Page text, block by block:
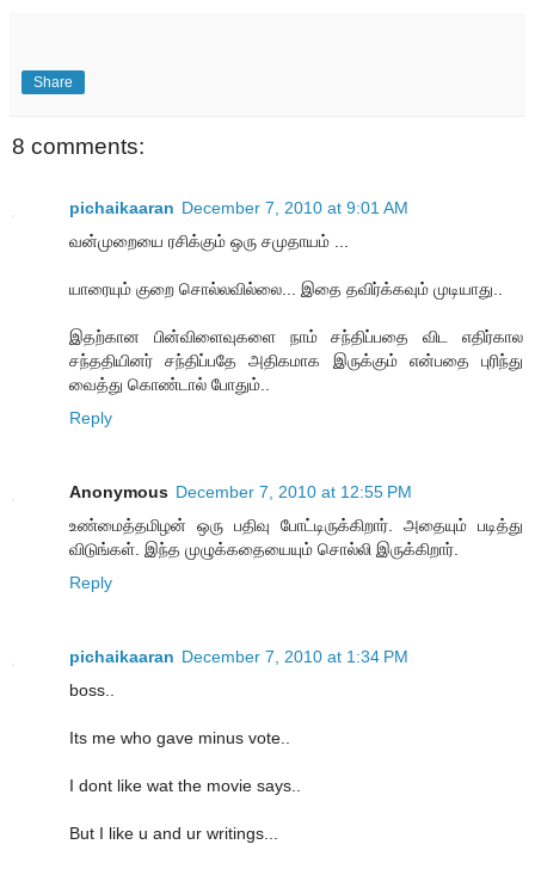
Share
8 comments:
pichaikaaran December 7, 2010 at 9:01 AM
வன்முறையை ரசிக்கும் ஒரு சமுதாயம் ...
யாரையும் குறை சொல்லவில்லை... இதை தவிர்க்கவும் முடியாது..
இதற்கான பின்விளைவுகளை நாம் சந்திப்பதை விட எதிர்கால
சந்ததியினர் சந்திப்பதே அதிகமாக இருக்கும் என்பதை புரிந்து
வைத்து கொண்டால் போதும்..
Reply
Anonymous December 7, 2010 at 12:55 PM
உண்மைத்தமிழன் ஒரு பதிவு போட்டிருக்கிறார். அதையும் படித்து
விடுங்கள். இந்த முழுக்கதையையும் சொல்லி இருக்கிறார்.
Reply
pichaikaaran December 7, 2010 at 1:34 PM
boss..
Its me who gave minus vote..
I dont like wat the movie says..
But I like u and ur writings...